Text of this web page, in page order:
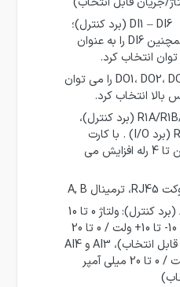
دارای ورودی دیجیتال DI1 – DI6 (برد کنترل)؛
DI7 – DI9 (برد I/O) همچنین DI6 را به عنوان
انتخاب کرد.
خروجی دیجیتال DO1، DO2، DO2 را می توان
بالا انتخاب کرد.
دارای خروجی رله R1A/R1B/R1C (برد کنترل)،
R2A/R2C – R10A/R10C (برد I/O) . با کارت
توسعه HD30-EIO آپشن تا 4 رله افزایش می
دارای ورودی آنالوگ AI1 (برد کنترل): ولتاژ 0 تا 10
ولت، AI2 (برد کنترل): 10- تا 10+ ولت / 0 تا 20
میلی آمپر(ولتاژ/جریان قابل انتخاب)، AI3 و AI4
(برد I/O): 10- تا 10+ ولت / 0 تا 20 میلی آمپر